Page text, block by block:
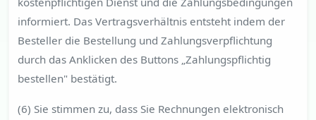
informiert. Das Vertragsverhältnis entsteht indem der
Besteller die Bestellung und Zahlungsverpflichtung
durch das Anklicken des Buttons „Zahlungspflichtig
bestellen" bestätigt.
(6) Sie stimmen zu, dass Sie Rechnungen elektronisch